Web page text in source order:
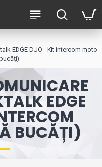
EDGE DUO - Kit intercom moto
EDGE
BUCĂȚI)